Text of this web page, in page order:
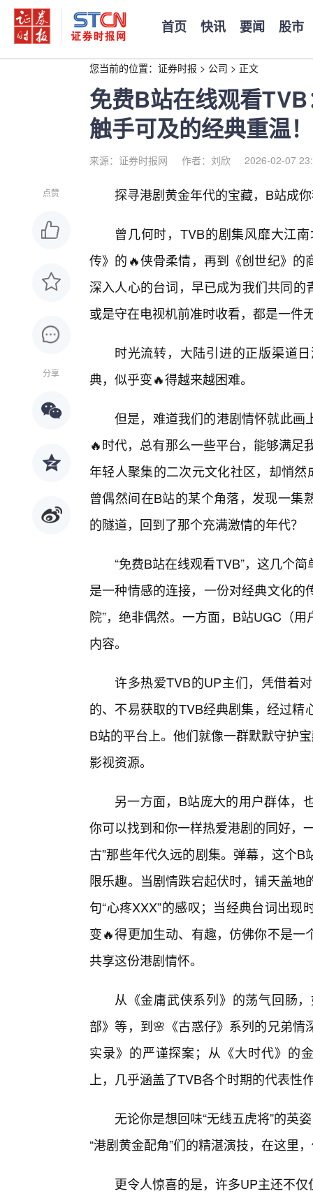
首页 快讯 要闻 股市
您当前的位置： 证券时报 > 公司 > 正文
免费B站在线观看
触手可及的经典重温！
来源：证券时报网 作者：刘欣 2026-02-07
点赞
分享
探寻港剧黄金年代的宝藏，B站成
曾几何时，TVB的剧集风靡大江
传》的🔥侠骨柔情，再到《创世纪》
深入人心的台词，早已成为我们共同
或是守在电视机前准时收看，都是一件
时光流转，大陆引进的正版渠道
典，似乎变🔥得越来越困难。
但是，难道我们的港剧情怀就此画
🔥时代，总有那么一些平台，能够满
年轻人聚集的二次元文化社区，却悄
曾偶然间在B站的某个角落，发现一集
的隧道，回到了那个充满激情的年代？
“免费B站在线观看TVB”，这几个
是一种情感的连接，一份对经典文化的
院”，绝非偶然。一方面，B站UGC（
内容。
许多热爱TVB的UP主们，凭借着
的、不易获取的TVB经典剧集，经过
B站的平台上。他们就像一群默默守护
影视资源。
另一方面，B站庞大的用户群体，
你可以找到和你一样热爱港剧的同好，
古”那些年代久远的剧集。弹幕，这个
限乐趣。当剧情跌宕起伏时，铺天盖
句“心疼XXX”的感叹；当经典台词出
变🔥得更加生动、有趣，仿佛你不是
共享这份港剧情怀。
从《金庸武侠系列》的荡气回肠
部》等，到🌸《古惑仔》系列的兄弟
实录》的严谨探案；从《大时代》
上，几乎涵盖了TVB各个时期的代表性
无论你是想回味“无线五虎将”的英
“港剧黄金配角”们的精湛演技，在这里
更令人惊喜的是，许多UP主还不